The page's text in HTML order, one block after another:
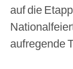
auf die
aufregende